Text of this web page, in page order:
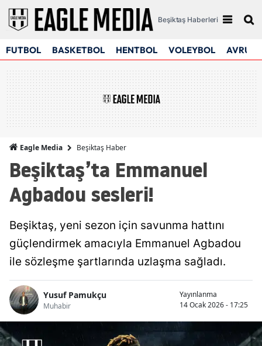
Beşiktaş Haberleri
FUTBOL BASKETBOL HENTBOL VOLEYBOL
Eagle Media Beşiktaş Haber
Beşiktaş’ta Emmanuel
Agbadou sesleri!
Beşiktaş, yeni sezon için savunma hattını
güçlendirmek amacıyla Emmanuel Agbadou
ile sözleşme şartlarında uzlaşma sağladı.
Yusuf Pamukçu
Muhabir
Yayınlanma
14 Ocak 2026 - 17:25